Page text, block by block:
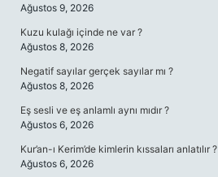
Ağustos 9, 2026
Kuzu kulağı içinde ne var ?
Ağustos 8, 2026
Negatif sayılar gerçek sayılar mı ?
Ağustos 8, 2026
Eş sesli ve eş anlamlı aynı mıdır ?
Ağustos 6, 2026
Kur’an-ı Kerim’de kimlerin kıssaları anlatılır ?
Ağustos 6, 2026